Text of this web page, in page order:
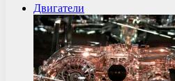
Двигатели